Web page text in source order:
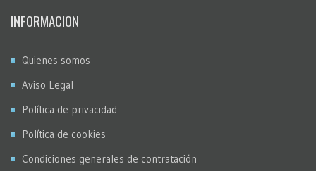
INFORMACION
Quienes somos
Aviso Legal
Política de privacidad
Política de cookies
Condiciones generales de contratación